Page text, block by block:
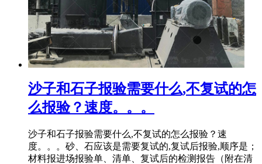
沙子和石子报验需要什么,不复试的怎
么报验？速度。。。
沙子和石子报验需要什么,不复试的怎么报验？速
度。。。砂、石应该是需要复试的,复试后报验,顺序是；
材料报进场报验单、清单、复试后的检测报告（附在清